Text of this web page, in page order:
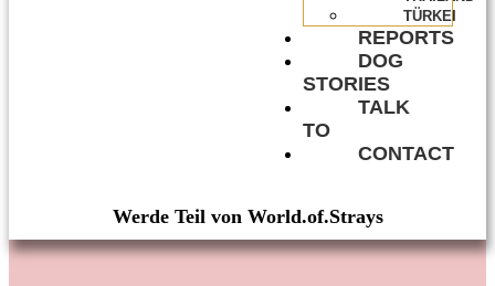
TÜRKEI
REPORTS
DOG
STORIES
TALK
TO
CONTACT
Werde Teil von World.of.Strays